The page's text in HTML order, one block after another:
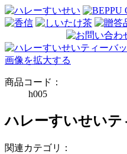
画像を拡大する
商品コード：
h005
ハレーすいせいテ
関連カテゴリ：